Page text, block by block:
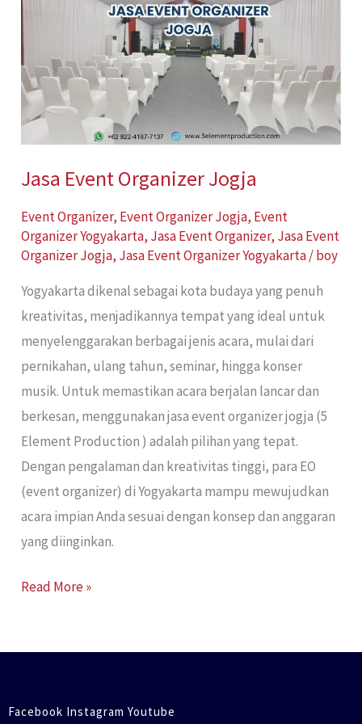
Jasa Event Organizer Jogja
Event Organizer, Event Organizer Jogja, Event
Organizer Yogyakarta, Jasa Event Organizer, Jasa Event
Organizer Jogja, Jasa Event Organizer Yogyakarta/boy
Yogyakarta dikenal sebagai kota budaya yang penuh
kreativitas, menjadikannya tempat yang ideal untuk
menyelenggarakan berbagai jenis acara, mulai dari
pernikahan, ulang tahun, seminar, hingga konser
musik. Untuk memastikan acara berjalan lancar dan
berkesan, menggunakan jasa event organizer jogja (5
Element Production ) adalah pilihan yang tepat.
Dengan pengalaman dan kreativitas tinggi, para EO
(event organizer) di Yogyakarta mampu mewujudkan
acara impian Anda sesuai dengan konsep dan anggaran
yang diinginkan.
Jogja
Read More »
Facebook Instagram Youtube